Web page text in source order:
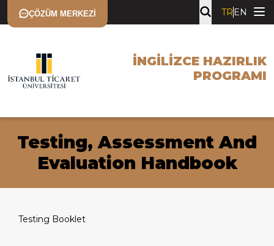
ÇÖZÜM MERKEZI TR EN
İNGILIZCE HAZIRLIK
PROGRAMI
Testing, Assessment And
Evaluation Handbook
Testing Booklet